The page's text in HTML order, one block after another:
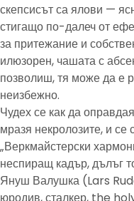
скепсисът са ялови —
стигащо по-далеч от
за притежание и
илюзорен, чашата с
позволиш, тя може да е
неизбежно.
Чудех се как да
мразя некролозите, и се
„Веркмайстерски
неспиращ кадър, дълъг
Януш Валушка (Lars
юродив, сталкер, the